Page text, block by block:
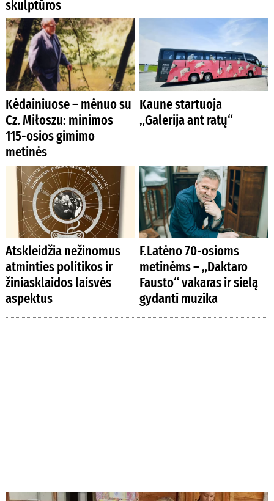
skulptūros
Kėdainiuose – mėnuo su
Cz. Miłoszu: minimos
115-osios gimimo
metinės
Kaune startuoja
„Galerija ant ratų“
Atskleidžia nežinomus
atminties politikos ir
žiniasklaidos laisvės
aspektus
F.Latėno 70-osioms
metinėms – „Daktaro
Fausto“ vakaras ir sielą
gydanti muzika